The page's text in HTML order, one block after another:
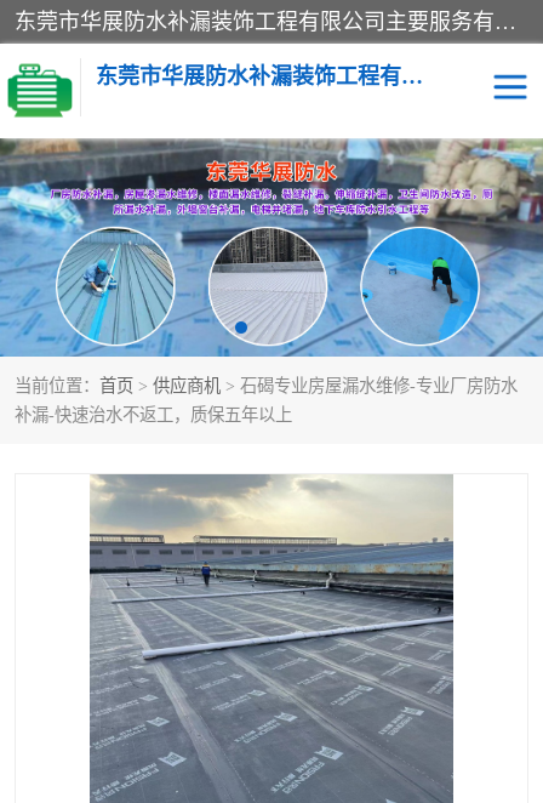
东莞市华展防水补漏装饰工程有限公司主要服务有：东莞防水补漏，东莞厂房防水补漏，东莞房屋渗漏水维修，楼面漏水维修，裂缝补漏，伸缩缝补漏，卫生间防水改造，厕所漏水补漏，外墙窗台补漏，电梯井堵漏，地下车库防水引水工程等
东莞市华展防水补漏装饰工程有限公司
当前位置： 首页 > 供应商机 > 石碣专业房屋漏水维修-专业厂房防水
补漏-快速治水不返工，质保五年以上
楼面防水补漏 外墙防水补漏
阳台卫生间防水补漏 地下室防水补漏
金属房搭建及补漏